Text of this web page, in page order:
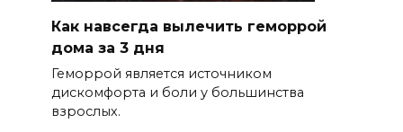
Как навсегда вылечить геморрой
дома за 3 дня
Геморрой является источником
дискомфорта и боли у большинства
взрослых.